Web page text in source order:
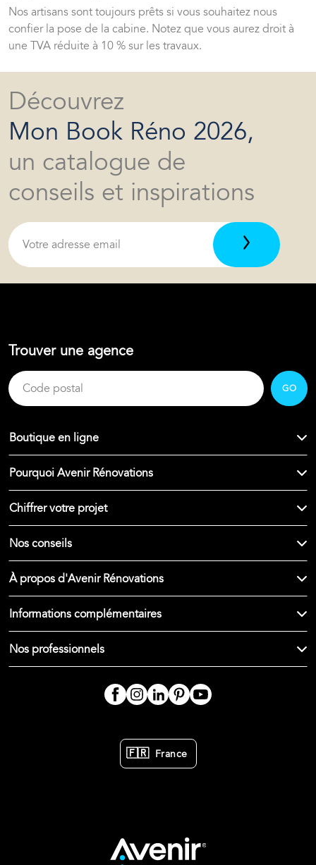
Nos artisans sont toujours prêts si vous souhaitez nous
confier la pose de la cabine. Notez que vous aurez droit à
une TVA réduite à 10 % sur les travaux.
Découvrez
Mon Book Réno 2026,
un catalogue de
conseils et inspirations
Trouver une agence
GO
Boutique en ligne
Pourquoi Avenir Rénovations
Chiffrer votre projet
Nos conseils
À propos d'Avenir Rénovations
Informations complémentaires
Nos professionnels
🇫🇷 France